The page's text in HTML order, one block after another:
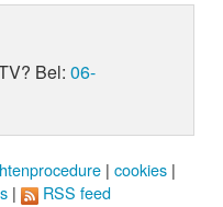
Bel:06-
| cookies |
| RSS feed